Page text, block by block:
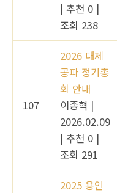
| 추천 0 |
조회 238
107
2026 대제
공파 정기총
회 안내
이종혁 |
2026.02.09
| 추천 0 |
조회 291
2025 용인